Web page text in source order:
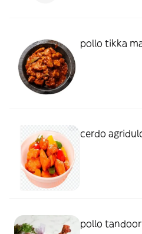
pollo tikka
cerdo
pollo